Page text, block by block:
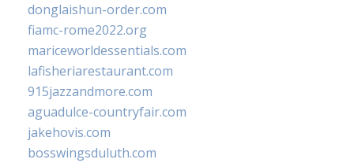
donglaishun-order.com
fiamc-rome2022.org
mariceworldessentials.com
lafisheriarestaurant.com
915jazzandmore.com
aguadulce-countryfair.com
jakehovis.com
bosswingsduluth.com